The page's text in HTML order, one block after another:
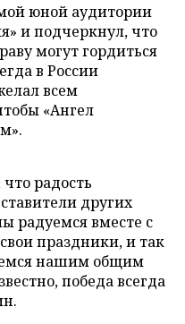
юной аудитории
и подчеркнул, что
могут гордиться
в России
всем
«Ангел
радость
других
радуемся вместе с
праздники, и так
нашим общим
победа всегда